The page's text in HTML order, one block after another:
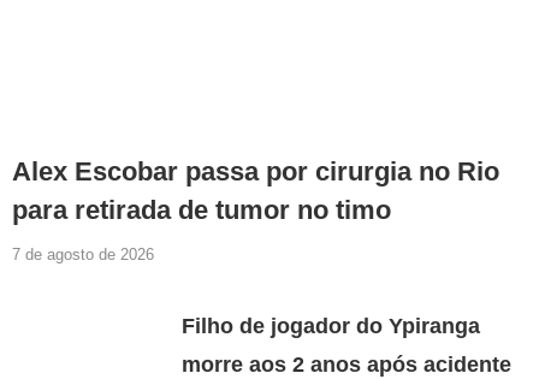
Alex Escobar passa por cirurgia no Rio
para retirada de tumor no timo
7 de agosto de 2026
Filho de jogador do Ypiranga
morre aos 2 anos após acidente